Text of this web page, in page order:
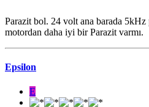
Parazit bol. 24 volt ana barada
motordan daha iyi bir Parazit varmı.
Epsilon
E